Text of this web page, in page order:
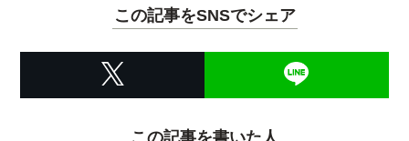
この記事をSNSでシェア
この記事を書いた人